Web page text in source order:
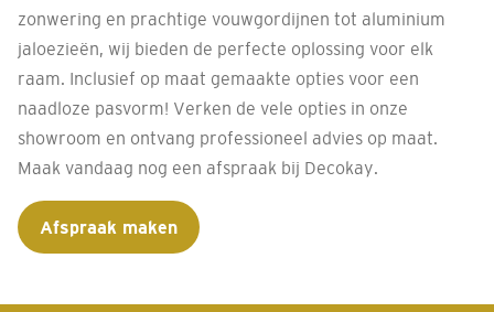
zonwering en prachtige vouwgordijnen tot aluminium
jaloezieën, wij bieden de perfecte oplossing voor elk
raam. Inclusief op maat gemaakte opties voor een
naadloze pasvorm! Verken de vele opties in onze
showroom en ontvang professioneel advies op maat.
Maak vandaag nog een afspraak bij Decokay.
Afspraak maken